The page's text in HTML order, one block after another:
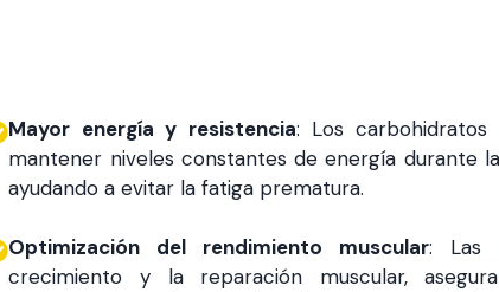
Mayor energía y resistencia: Los carbohidratos
mantener niveles constantes de energía durante
ayudando a evitar la fatiga prematura.
Optimización del rendimiento muscular: Las
crecimiento y la reparación muscular,